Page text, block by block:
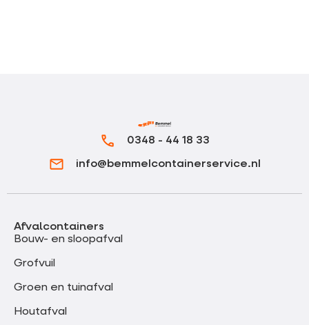
0348 - 44 18 33
info@bemmelcontainerservice.nl
Afvalcontainers
Bouw- en sloopafval
Grofvuil
Groen en tuinafval
Houtafval